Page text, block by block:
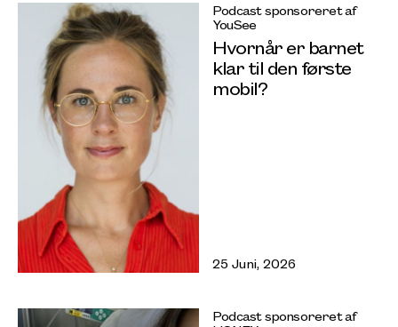
Podcast sponsoreret af
YouSee
Hvornår er barnet
klar til den første
mobil?
25 Juni, 2026
Podcast sponsoreret af